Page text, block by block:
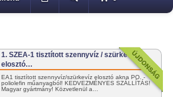
1. SZEA-1 tisztított szennyvíz / szürkevíz
elosztó…
EA1 tisztított szennyvíz/szürkevíz elosztó akna PO. -
poliolefin műanyagból! KEDVEZMÉNYES SZÁLLÍTÁS!
Magyar gyártmány! Közvetlenül a…